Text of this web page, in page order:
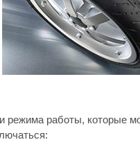
режима работы, которые